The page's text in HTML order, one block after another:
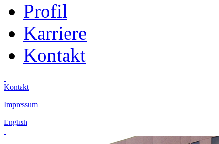
Profil
Karriere
Kontakt
Kontakt
Impressum
English